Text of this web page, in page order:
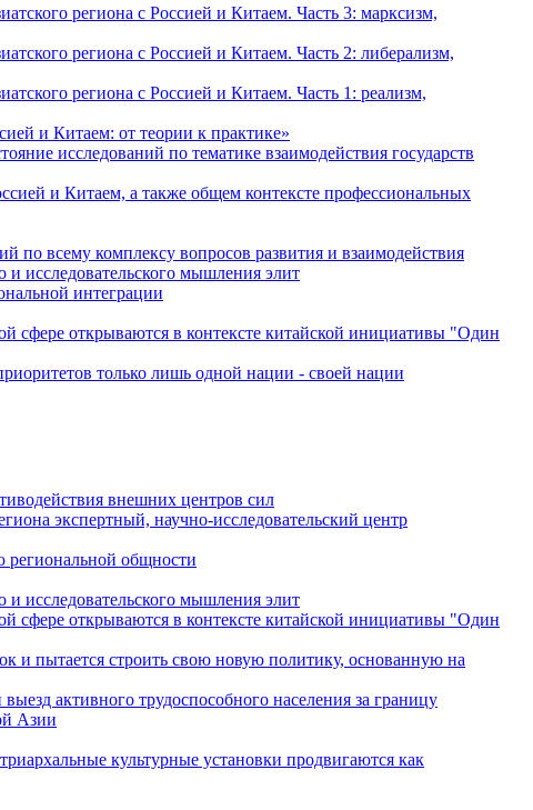
региона с Россией и Китаем. Часть 3: марксизм,
региона с Россией и Китаем. Часть 2: либерализм,
региона с Россией и Китаем. Часть 1: реализм,
и Китаем: от теории к практике»
исследований по тематике взаимодействия государств
и Китаем, а также общем контексте профессиональных
по всему комплексу вопросов развития и взаимодействия
исследовательского мышления элит
интеграции
сфере открываются в контексте китайской инициативы "Один
только лишь одной нации - своей нации
внешних центров сил
экспертный, научно-исследовательский центр
общности
исследовательского мышления элит
сфере открываются в контексте китайской инициативы "Один
и пытается строить свою новую политику, основанную на
активного трудоспособного населения за границу
Азии
культурные установки продвигаются как